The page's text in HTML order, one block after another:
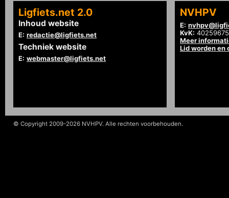
Ligfiets.net 2.0
Inhoud website
E: redactie@ligfiets.net
Techniek website
E: webmaster@ligfiets.net
NVHPV
E:
KvK: 40259675
Meer
Lid worden en
© Copyright 2009-2026 NVHPV. Alle rechten voorbehouden.